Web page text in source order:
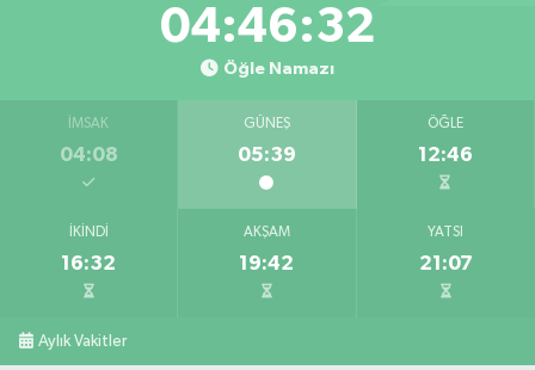
04:46:31
Öğle Namazı
İMSAK
04:08
GÜNEŞ
05:39
ÖĞLE
12:46
İKINDI
16:32
AKŞAM
19:42
YATSI
21:07
Aylık Vakitler